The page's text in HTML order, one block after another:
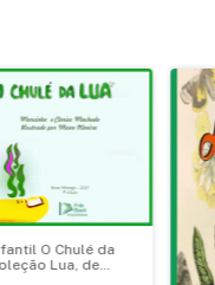
O Chulé da
Lua, de